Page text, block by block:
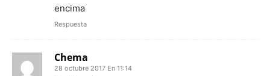
encima
Respuesta
Chema
28 octubre 2017 En 11:14